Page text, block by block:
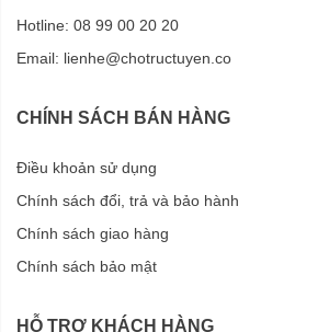
Hotline: 08 99 00 20 20
Email: lienhe@chotructuyen.co
CHÍNH SÁCH BÁN HÀNG
Điều khoản sử dụng
Chính sách đổi, trả và bảo hành
Chính sách giao hàng
Chính sách bảo mật
HỖ TRỢ KHÁCH HÀNG